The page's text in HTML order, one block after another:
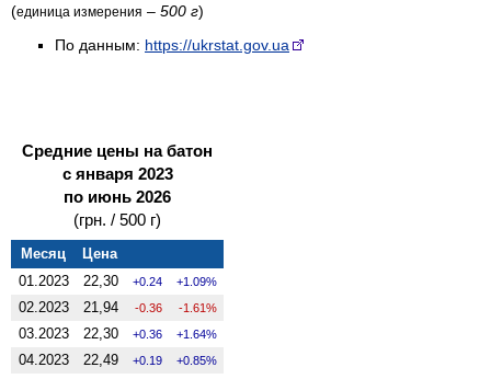
(единица измерения – 500 г)
По данным: https://ukrstat.gov.ua
Средние цены на батон
с января 2023
по июнь 2026
(грн. / 500 г)
Месяц
Цена
01.2023
22,30 0.24 1.09%
02.2023 21,94 -0.36 -1.61%
03.2023 22,30 0.36 1.64%
04.2023 22,49 0.19 0.85%